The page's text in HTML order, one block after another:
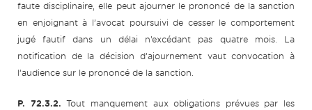
faute disciplinaire, elle peut ajourner le prononcé de la sanction
en enjoignant à l’avocat poursuivi de cesser le comportement
jugé fautif dans un délai n’excédant pas quatre mois. La
notification de la décision d’ajournement vaut convocation à
l’audience sur le prononcé de la sanction.
P. 72.3.2. Tout manquement aux obligations prévues par les